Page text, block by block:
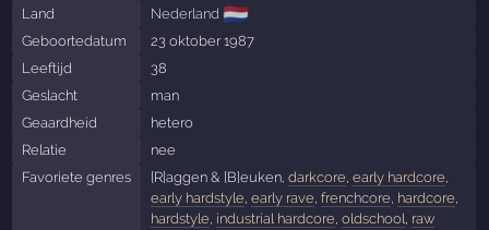
Land
Nederland 🇳🇱
Geboortedatum
23 oktober 1987
Leeftijd
38
Geslacht
man
Geaardheid
hetero
Relatie
nee
Favoriete genres
[R]aggen & [B]euken, darkcore, early hardcore,
early hardstyle, early rave, frenchcore, hardcore,
hardstyle, industrial hardcore, oldschool, raw